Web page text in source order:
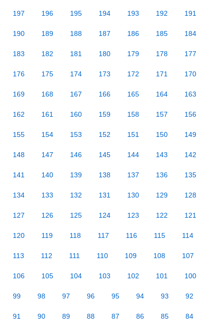
197 196 195 194 193 192 191
190 189 188 187 186 185 184
183 182 181 180 179 178 177
176 175 174 173 172 171 170
169 168 167 166 165 164 163
162 161 160 159 158 157 156
155 154 153 152 151 150 149
148 147 146 145 144 143 142
141 140 139 138 137 136 135
134 133 132 131 130 129 128
127 126 125 124 123 122 121
120 119 118 117 116 115 114
113 112 111 110 109 108 107
106 105 104 103 102 101 100
99 98 97 96 95 94 93 92
91 90 89 88 87 86 85 84